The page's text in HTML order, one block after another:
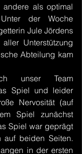
als optimal
der Woche
Jule Jördens
Unterstützung
Abteilung kam
unser Team
Spiel und leider
Nervosität (auf
Spiel zunächst
Spiel war geprägt
auf beiden Seiten.
in der ersten